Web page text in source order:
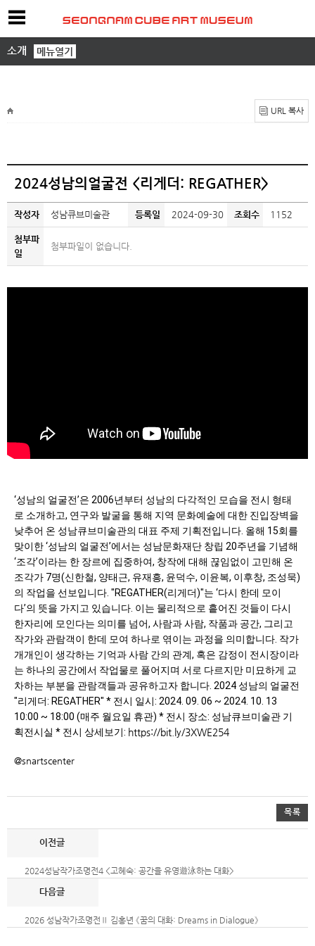
소개 메뉴열기
URL 복사
2024성남의얼굴전 <리게더: REGATHER>
작성자 성남큐브미술관 등록일 2024-09-30 조회수 1152
첨부파
일
첨부파일이 없습니다.
‘성남의 얼굴전’은 2006년부터 성남의 다각적인 모습을 전시 형태
로 소개하고, 연구와 발굴을 통해 지역 문화예술에 대한 진입장벽을
낮추어 온 성남큐브미술관의 대표 주제 기획전입니다. 올해 15회를
맞이한 ‘성남의 얼굴전’에서는 성남문화재단 창립 20주년을 기념해
‘조각’이라는 한 장르에 집중하여, 창작에 대해 끊임없이 고민해 온
조각가 7명(신한철, 양태근, 유재흥, 윤덕수, 이윤복, 이후창, 조성묵)
의 작업을 선보입니다. "REGATHER(리게더)"는 ‘다시 한데 모이
다’의 뜻을 가지고 있습니다. 이는 물리적으로 흩어진 것들이 다시
한자리에 모인다는 의미를 넘어, 사람과 사람, 작품과 공간, 그리고
작가와 관람객이 한데 모여 하나로 엮이는 과정을 의미합니다. 작가
개개인이 생각하는 기억과 사람 간의 관계, 혹은 감정이 전시장이라
는 하나의 공간에서 작업물로 풀어지며 서로 다르지만 미묘하게 교
차하는 부분을 관람객들과 공유하고자 합니다. 2024 성남의 얼굴전
"리게더: REGATHER" * 전시 일시: 2024. 09. 06 ~ 2024. 10. 13
10:00 ~ 18:00 (매주 월요일 휴관) * 전시 장소: 성남큐브미술관 기
획전시실 * 전시 상세보기: https://bit.ly/3XWE254
@snartscenter
목록
2024성남작가조명전4 <고혜숙: 공간을 유영遊泳하는 대화>
2026 성남작가조명전Ⅱ 김홍년 《꿈의 대화: Dreams in Dialogue》